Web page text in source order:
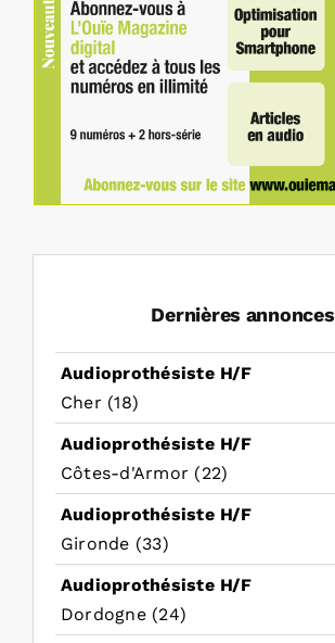
Dernières annonces
Audioprothésiste H/F
Cher (18)
Audioprothésiste H/F
Côtes-d'Armor (22)
Audioprothésiste H/F
Gironde (33)
Audioprothésiste H/F
Dordogne (24)